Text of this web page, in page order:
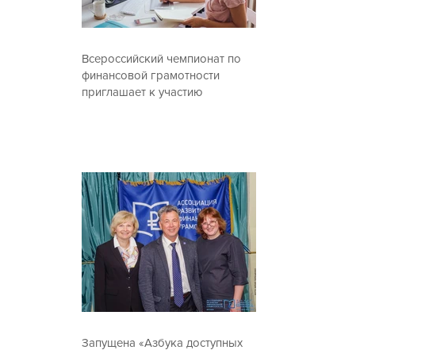
Всероссийский чемпионат по
финансовой грамотности
приглашает к участию
Запущена «Азбука доступных